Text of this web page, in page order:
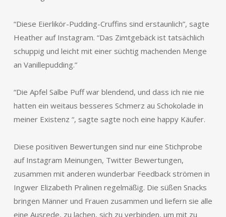
“Diese Eierlikör-Pudding-Cruffins sind erstaunlich”, sagte
Heather auf Instagram. “Das Zimtgebäck ist tatsächlich
schuppig und leicht mit einer süchtig machenden Menge
an Vanillepudding.”
“Die Apfel Salbe Puff war blendend, und dass ich nie nie
hatten ein weitaus besseres Schmerz au Schokolade in
meiner Existenz “, sagte sagte noch eine happy Käufer.
Diese positiven Bewertungen sind nur eine Stichprobe
auf Instagram Meinungen, Twitter Bewertungen,
zusammen mit anderen wunderbar Feedback strömen in
Ingwer Elizabeth Pralinen regelmäßig. Die süßen Snacks
bringen Männer und Frauen zusammen und liefern sie alle
eine Ausrede, zu lachen, sich zu verbinden, um mit zu